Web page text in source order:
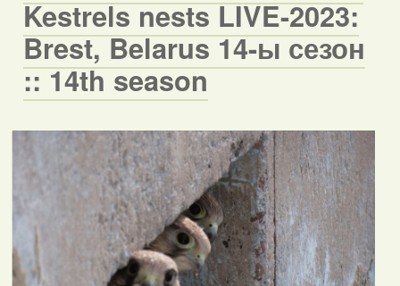
Kestrels nests LIVE-2023:
Brest, Belarus 14-ы сезон
:: 14th season